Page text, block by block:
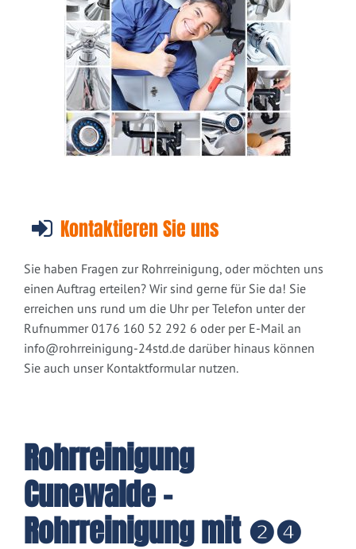
Kontaktieren Sie uns
Sie haben Fragen zur Rohrreinigung, oder möchten uns
einen Auftrag erteilen? Wir sind gerne für Sie da! Sie
erreichen uns rund um die Uhr per Telefon unter der
Rufnummer 0176 160 52 292 6 oder per E-Mail an
info@rohrreinigung-24std.de darüber hinaus können
Sie auch unser Kontaktformular nutzen.
Rohrreinigung
Cunewalde -
Rohrreinigung mit ❷❹